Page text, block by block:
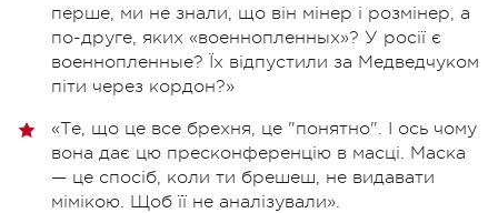
перше, ми не знали, що він мінер і розмінер, а
по-друге, яких «военнопленных»? У росії є
военнопленные? Їх відпустили за Медведчуком
піти через кордон?»
«Те, що це все брехня, це "понятно". І ось чому
вона дає цю пресконференцію в масці. Маска
— це спосіб, коли ти брешеш, не видавати
мімікою. Щоб її не аналізували».